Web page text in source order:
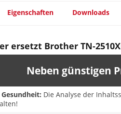
Eigenschaften Downloads
ersetzt Brother TN-
Neben günstigen
Die Analyse der